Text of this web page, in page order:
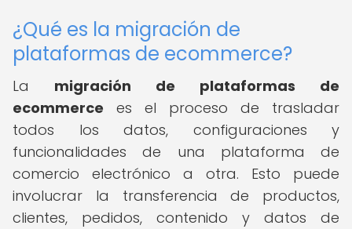
¿Qué es la migración de
plataformas de ecommerce?
La migración de plataformas de
ecommerce es el proceso de trasladar
todos los datos, configuraciones y
funcionalidades de una plataforma de
comercio electrónico a otra. Esto puede
involucrar la transferencia de productos,
clientes, pedidos, contenido y datos de